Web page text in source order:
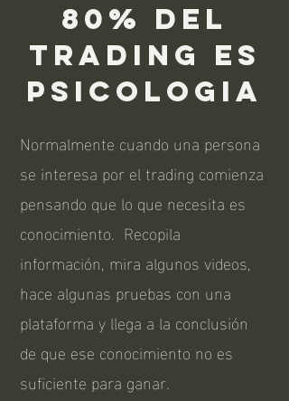
80% del
trading es
psicologia
Normalmente cuando una persona
se interesa por el trading comienza
pensando que lo que necesita es
conocimiento. Recopila
información, mira algunos videos,
hace algunas pruebas con una
plataforma y llega a la conclusión
de que ese conocimiento no es
suficiente para ganar.